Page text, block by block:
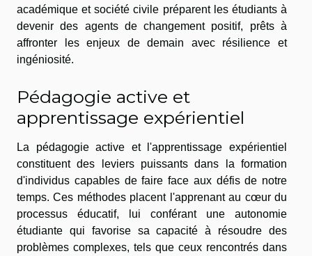
académique et société civile préparent les étudiants à
devenir des agents de changement positif, prêts à
affronter les enjeux de demain avec résilience et
ingéniosité.
Pédagogie active et
apprentissage expérientiel
La pédagogie active et l'apprentissage expérientiel
constituent des leviers puissants dans la formation
d'individus capables de faire face aux défis de notre
temps. Ces méthodes placent l'apprenant au cœur du
processus éducatif, lui conférant une autonomie
étudiante qui favorise sa capacité à résoudre des
problèmes complexes, tels que ceux rencontrés dans